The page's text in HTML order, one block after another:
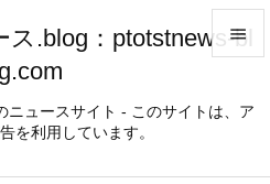
.blog：ptotstnews-bl
ニュースサイト - このサイトは、ア
を利用しています。
